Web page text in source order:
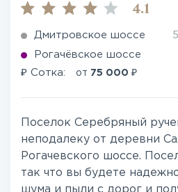
4.1
Дмитровское шоссе
Рогачёвское шоссе
₽ Сотка: от 75 000 ₽
Поселок Серебряный
неподалеку от деревни
Рогачевского шоссе.
так что вы будете
шума и пыли с дорог и